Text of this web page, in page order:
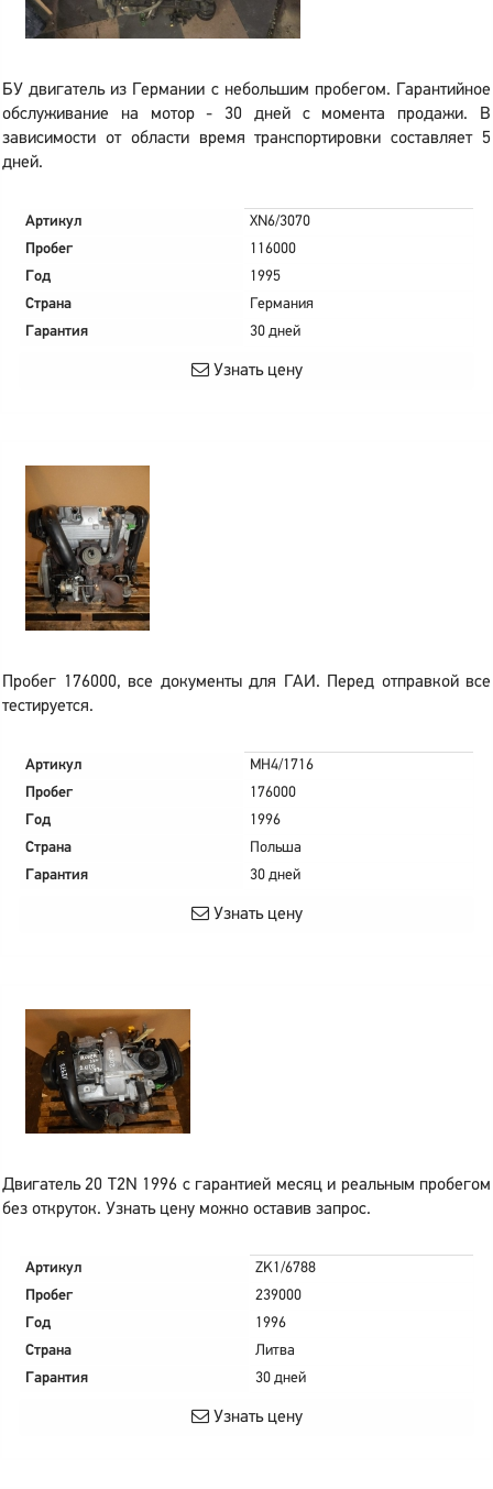
БУ двигатель из Германии с небольшим пробегом. Гарантийное
обслуживание на мотор - 30 дней с момента продажи. В
зависимости от области время транспортировки составляет 5
дней.
Артикул
XN6/3070
Пробег
116000
Год
1995
Страна
Германия
Гарантия
30 дней
Узнать цену
Пробег 176000, все документы для ГАИ. Перед отправкой все
тестируется.
Артикул
MH4/1716
Пробег
176000
Год
1996
Страна
Польша
Гарантия
30 дней
Узнать цену
Двигатель 20 T2N 1996 с гарантией месяц и реальным пробегом
без откруток. Узнать цену можно оставив запрос.
Артикул
ZK1/6788
Пробег
239000
Год
1996
Страна
Литва
Гарантия
30 дней
Узнать цену